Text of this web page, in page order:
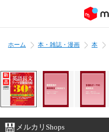
ホーム 本・雑誌・漫画 本
メルカリShops